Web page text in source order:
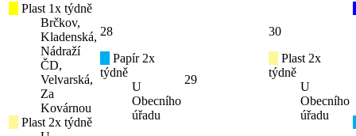
Plast 1x týdně
Brčkov,
Kladenská,
Nádraží
ČD,
Velvarská,
Za
Kovárnou
Plast 2x týdně
28
Papír 2x
týdně
U
Obecního
úřadu
29
30
Plast 2x
týdně
U
Obecního
úřadu